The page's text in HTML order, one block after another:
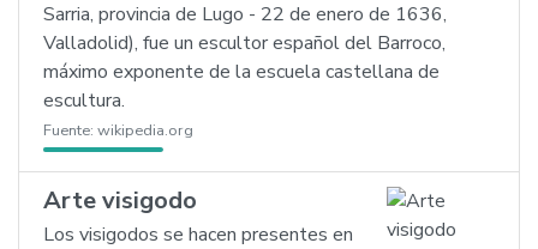
Sarria, provincia de Lugo - 22 de enero de 1636,
Valladolid), fue un escultor español del Barroco,
máximo exponente de la escuela castellana de
escultura.
Fuente: wikipedia.org
Arte visigodo
Los visigodos se hacen presentes en